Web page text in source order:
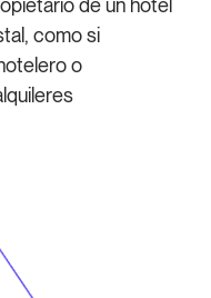
de un hotel
como si
o